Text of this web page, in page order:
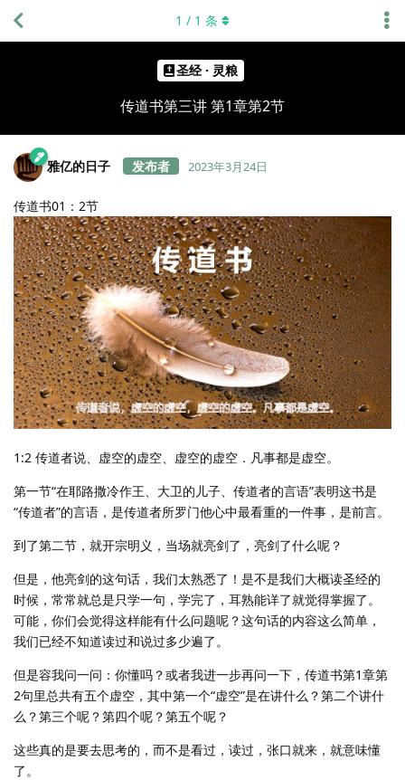
圣经 · 灵粮
传道书第三讲 第1章第2节
1 / 1 条
雅亿的日子 2023年3月24日
传道书01：2节
1:2 传道者说、虚空的虚空、虚空的虚空．凡事都是虚空。
第一节“在耶路撒冷作王、大卫的儿子、传道者的言语”表明这书是
“传道者”的言语，是传道者所罗门他心中最看重的一件事，是前言。
到了第二节，就开宗明义，当场就亮剑了，亮剑了什么呢？
但是，他亮剑的这句话，我们太熟悉了！是不是我们大概读圣经的
时候，常常就总是只学一句，学完了，耳熟能详了就觉得掌握了。
可能，你们会觉得这样能有什么问题呢？这句话的内容这么简单，
我们已经不知道读过和说过多少遍了。
但是容我问一问：你懂吗？或者我进一步再问一下，传道书第1章第
2句里总共有五个虚空，其中第一个“虚空”是在讲什么？第二个讲什
么？第三个呢？第四个呢？第五个呢？
这些真的是要去思考的，而不是看过，读过，张口就来，就意味懂
了。